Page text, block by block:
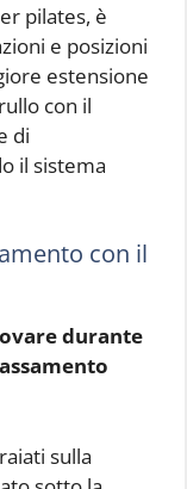
pilates, è
e posizioni
estensione
con il
di
il sistema
con il
durante
sulla